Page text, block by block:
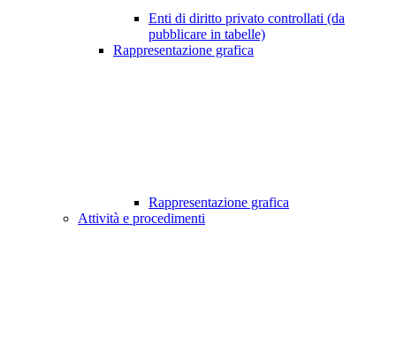
Enti di diritto privato controllati (da
pubblicare in tabelle)
Rappresentazione grafica
Rappresentazione grafica
Attività e procedimenti